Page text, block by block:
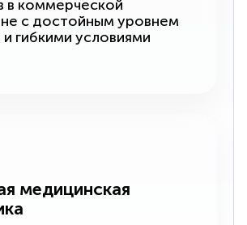
в коммерческой
с достойным уровнем
гибкими условиями
медицинская